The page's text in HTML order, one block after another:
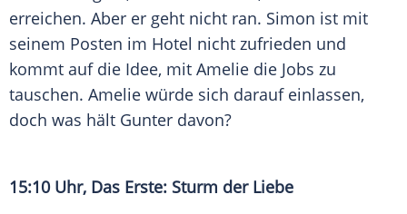
erreichen. Aber er geht nicht ran. Simon ist mit
seinem Posten im Hotel nicht zufrieden und
kommt auf die Idee, mit Amelie die Jobs zu
tauschen. Amelie würde sich darauf einlassen,
doch was hält Gunter davon?
15:10 Uhr, Das Erste: Sturm der Liebe